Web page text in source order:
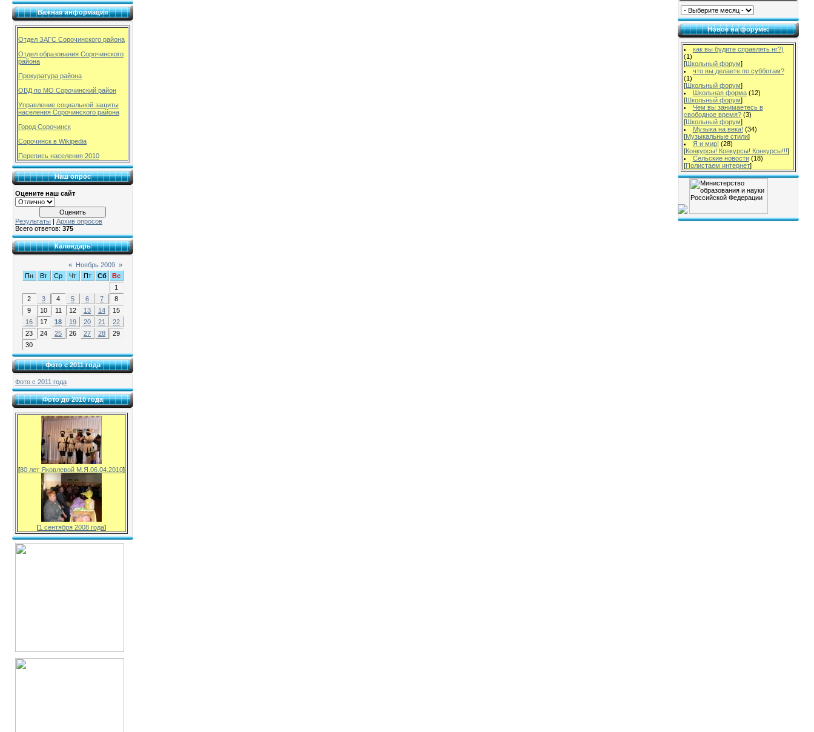
Важная информация
Отдел ЗАГС Сорочинского района
Отдел образования Сорочинского
района
Прокуратура района
ОВД по МО Сорочинский район
Управление социальной защиты
населения Сорочинского района
Город Сорочинск
Сорочинск в Wikipedia
Перепись населения 2010
Наш опрос
Оцените наш сайт
Результаты
Архив опросов
Всего ответов: 375
Календарь
« Ноябрь 2009 »
Пн
Вт Ср Чт Пт Сб
Вс
1
2
3 4 5 6 7
8
9
10 11 12 13 14
15
16
17 18 19 20 21
22
23
24 25 26 27 28
29
30
Фото с 2011 года
Фото с 2011 года
Фото до 2010 года
[80 лет Яковлевой М.Я.06.04.2010]
[1 сентября 2008 года]
Новое на форуме:
как вы будите справлять нг?)
(1)
[Школьный форум]
что вы делаете по субботам?
(1)
[Школьный форум]
Школьная форма (12)
[Школьный форум]
Чем вы занимаетесь в
свободное время? (3)
[Школьный форум]
Музыка на века! (34)
[Музыкальные стили]
Я и мир! (28)
[Конкурсы! Конкурсы! Конкурсы!!!]
Сельские новости (18)
[Полистаем интернет]